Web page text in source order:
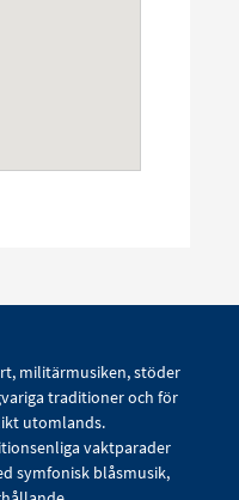
militärmusiken, stöder
traditioner och för
utomlands.
vaktparader
symfonisk blåsmusik,